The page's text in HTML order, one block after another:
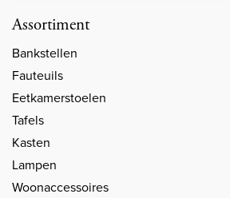
Assortiment
Bankstellen
Fauteuils
Eetkamerstoelen
Tafels
Kasten
Lampen
Woonaccessoires